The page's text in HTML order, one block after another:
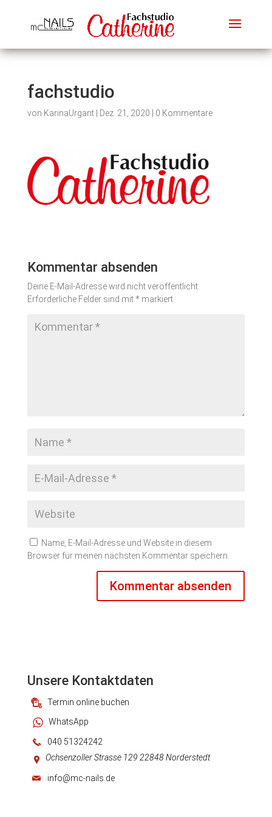
fachstudio
von KarinaUrgant| Dez. 21, 2020 0 Kommentare
Kommentar absenden
Deine E-Mail-Adresse wird nicht veröffentlicht.
Erforderliche Felder sind mit* markiert
Name, E-Mail-Adresse und Website in diesem
Browser für meinen nächsten Kommentar speichern.
Unsere Kontaktdaten
Termin online buchen
WhatsApp
040 51324242
Ochsenzoller Strasse 129 22848 Norderstedt
info@mc-nails.de